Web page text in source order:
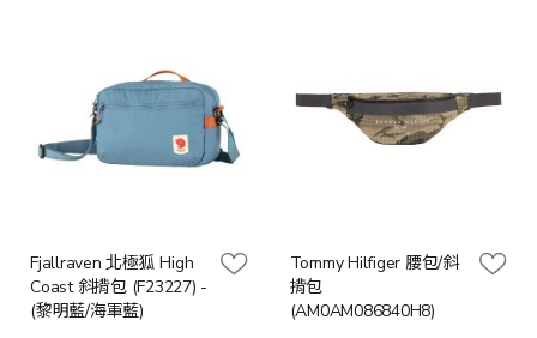
Fjallraven 北極狐 High
Coast 斜揹包 (F23227) -
(黎明藍/海軍藍)
Tommy Hilfiger 腰包/斜
揹包
(AM0AM086840H8)